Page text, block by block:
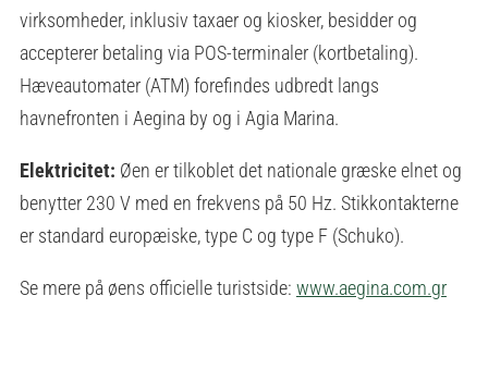
virksomheder, inklusiv taxaer og kiosker, besidder og
accepterer betaling via POS-terminaler (kortbetaling).
Hæveautomater (ATM) forefindes udbredt langs
havnefronten i Aegina by og i Agia Marina.
Elektricitet: Øen er tilkoblet det nationale græske elnet og
benytter 230 V med en frekvens på 50 Hz. Stikkontakterne
er standard europæiske, type C og type F (Schuko).
Se mere på øens officielle turistside: www.aegina.com.gr